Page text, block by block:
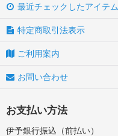
最近チェックしたアイテム
特定商取引法表示
ご利用案内
お問い合わせ
お支払い方法
伊予銀行振込（前払い）